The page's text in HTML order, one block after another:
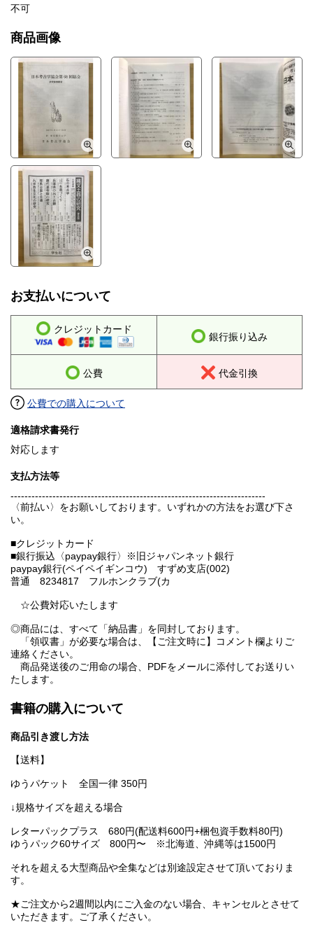
不可
商品画像
お支払いについて
クレジットカード
銀行振り込み
公費 代金引換
公費での購入について
適格請求書発行
対応します
支払方法等
-------------------------------------------------------------------------
〈前払い〉をお願いしております。いずれかの方法をお選び下さ
い。
■クレジットカード
■銀行振込〈paypay銀行〉※旧ジャパンネット銀行
paypay銀行(ペイペイギンコウ) すずめ支店(002)
普通 8234817 フルホンクラブ(カ
☆公費対応いたします
◎商品には、すべて「納品書」を同封しております。
「領収書」が必要な場合は、【ご注文時に】コメント欄よりご
連絡ください。
商品発送後のご用命の場合、PDFをメールに添付してお送りい
たします。
書籍の購入について
商品引き渡し方法
【送料】
ゆうパケット 全国一律 350円
↓規格サイズを超える場合
レターパックプラス 680円(配送料600円+梱包資手数料80円)
ゆうパック60サイズ 800円〜 ※北海道、沖縄等は1500円
それを超える大型商品や全集などは別途設定させて頂いておりま
す。
★ご注文から2週間以内にご入金のない場合、キャンセルとさせて
いただきます。ご了承ください。